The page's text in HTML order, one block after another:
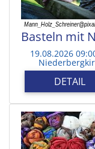
Basteln mit
19.08.2026
DETAIL